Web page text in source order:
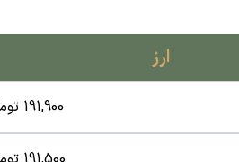
ارز
191,900 تومان